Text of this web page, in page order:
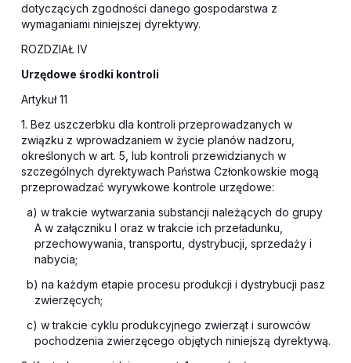
dotyczących zgodności danego gospodarstwa z
wymaganiami niniejszej dyrektywy.
ROZDZIAŁ IV
Urzędowe środki kontroli
Artykuł 11
1. Bez uszczerbku dla kontroli przeprowadzanych w
związku z wprowadzaniem w życie planów nadzoru,
określonych w art. 5, lub kontroli przewidzianych w
szczególnych dyrektywach Państwa Członkowskie mogą
przeprowadzać wyrywkowe kontrole urzędowe:
a) w trakcie wytwarzania substancji należących do grupy
A w załączniku I oraz w trakcie ich przeładunku,
przechowywania, transportu, dystrybucji, sprzedaży i
nabycia;
b) na każdym etapie procesu produkcji i dystrybucji pasz
zwierzęcych;
c) w trakcie cyklu produkcyjnego zwierząt i surowców
pochodzenia zwierzęcego objętych niniejszą dyrektywą.